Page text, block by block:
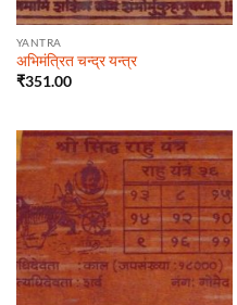
YANTRA
अभिमंत्रित चन्द्र यन्त्र
₹351.00